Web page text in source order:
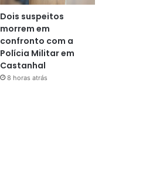
Dois suspeitos
morrem em
confronto com a
Polícia Militar em
Castanhal
8 horas atrás